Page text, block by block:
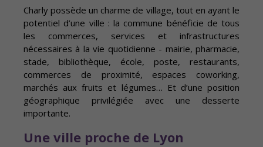
Charly possède un charme de village, tout en ayant le
potentiel d’une ville : la commune bénéficie de tous
les commerces, services et infrastructures
nécessaires à la vie quotidienne - mairie, pharmacie,
stade, bibliothèque, école, poste, restaurants,
commerces de proximité, espaces coworking,
marchés aux fruits et légumes… Et d’une position
géographique privilégiée avec une desserte
importante.
Une ville proche de Lyon